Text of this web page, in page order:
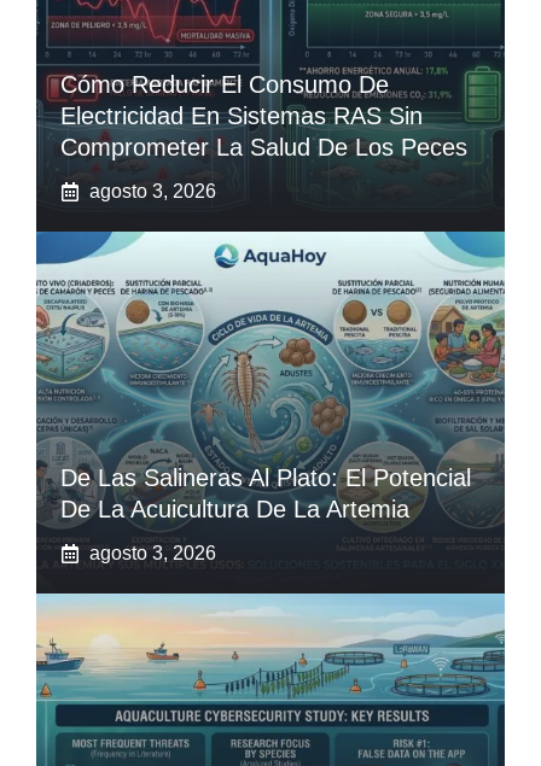
Cómo Reducir El Consumo De
Electricidad En Sistemas RAS Sin
Comprometer La Salud De Los Peces
agosto 3, 2026
De Las Salineras Al Plato: El Potencial
De La Acuicultura De La Artemia
agosto 3, 2026